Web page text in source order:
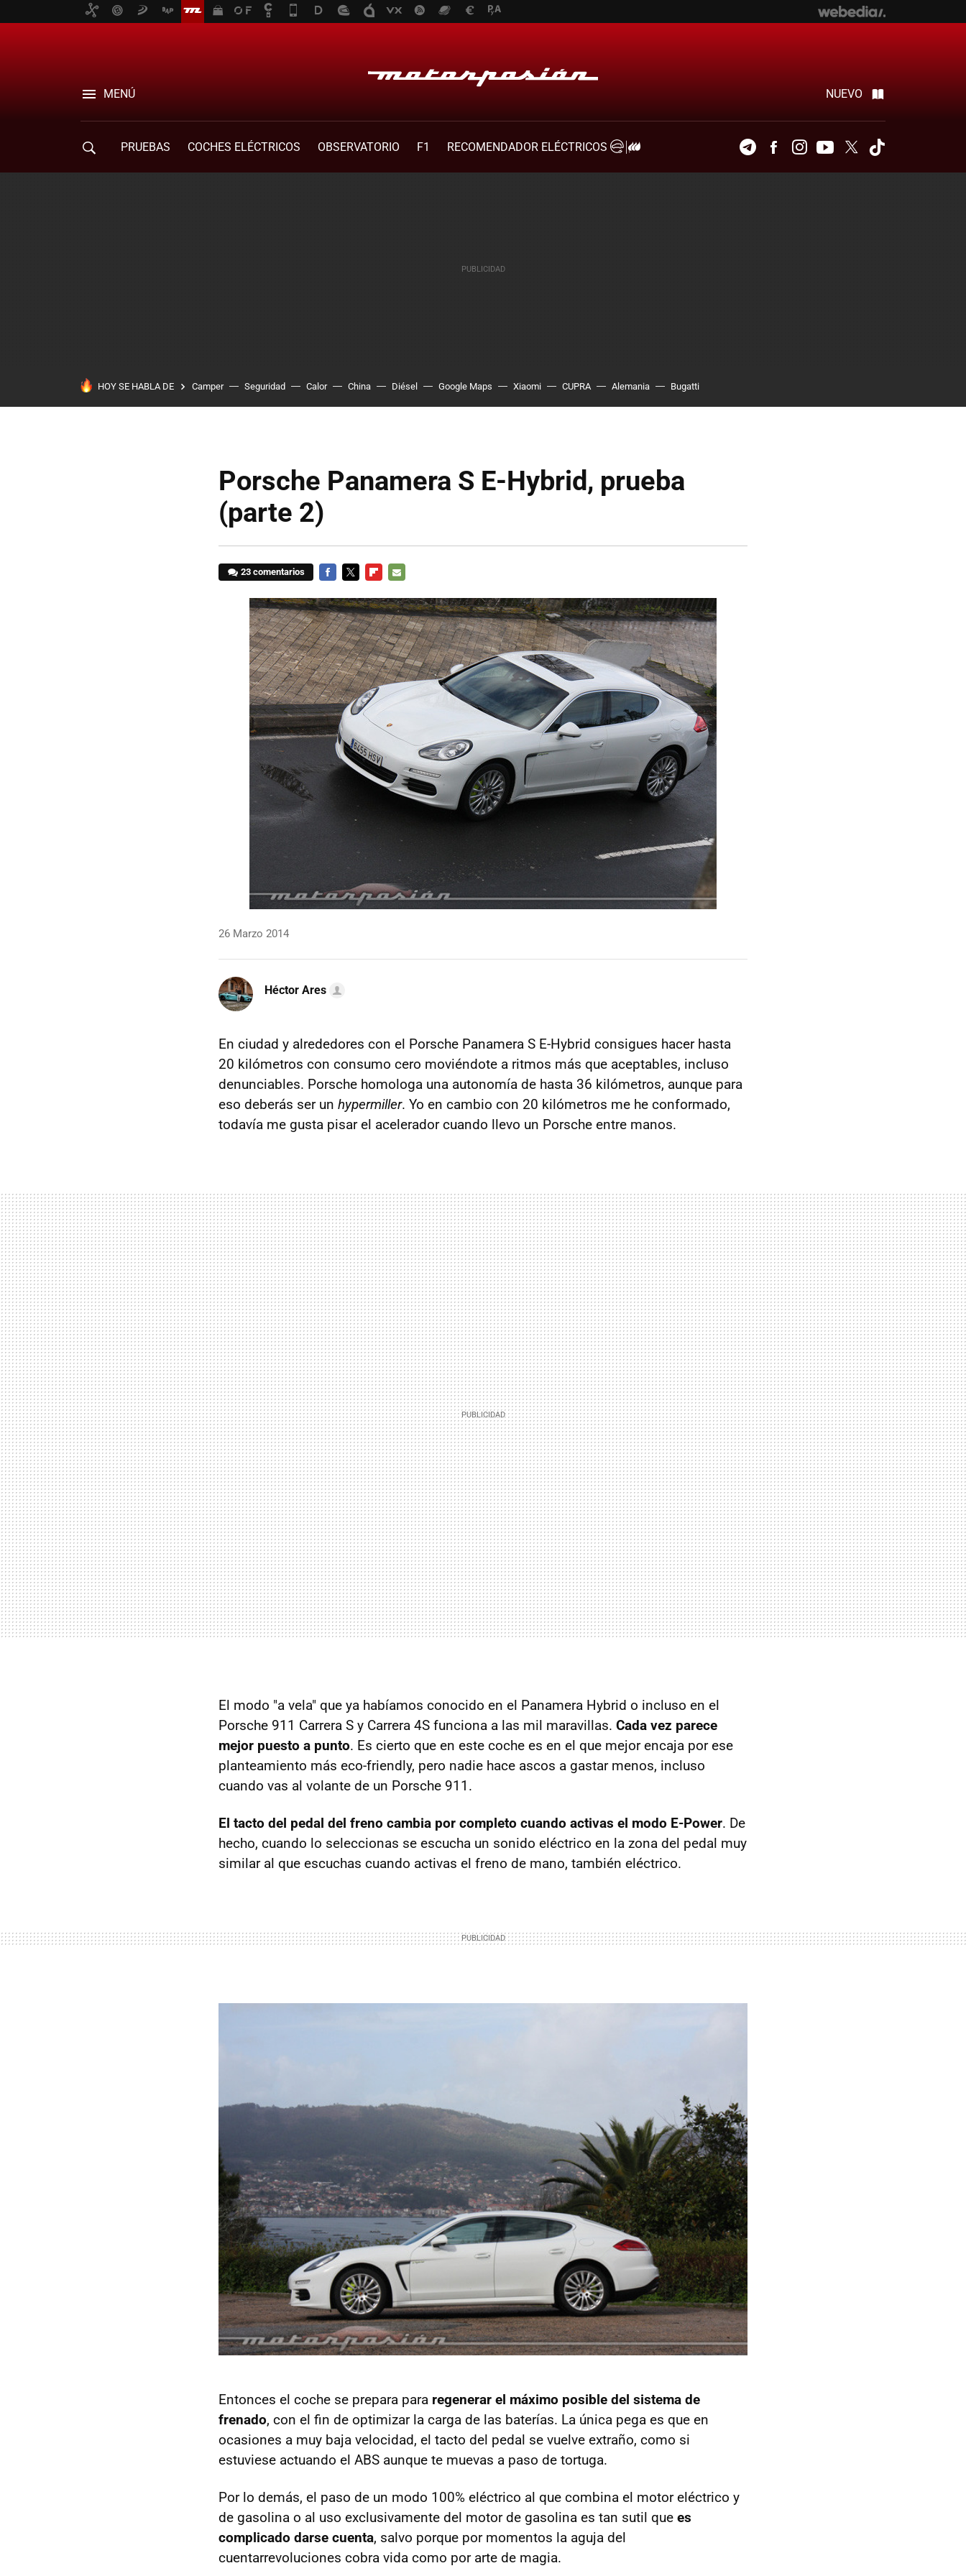
MENÚ NUEVO
PRUEBAS COCHES ELÉCTRICOS OBSERVATORIO F1
RECOMENDADOR ELÉCTRICOS
TelegramFacebookInstagramYoutubeTwitter
HOY SE HABLA DE Camper Seguridad Calor China Diésel Google Maps Xiaomi CUPRA Alemania Bugatti
Porsche Panamera S E-Hybrid, prueba
(parte 2)
23 comentarios
MAIL
26 Marzo 2014
Héctor Ares
En ciudad y alrededores con el Porsche Panamera S E-Hybrid consigues hacer hasta
20 kilómetros con consumo cero moviéndote a ritmos más que aceptables, incluso
denunciables. Porsche homologa una autonomía de hasta 36 kilómetros, aunque para
eso deberás ser un hypermiller. Yo en cambio con 20 kilómetros me he conformado,
todavía me gusta pisar el acelerador cuando llevo un Porsche entre manos.
El modo "a vela" que ya habíamos conocido en el Panamera Hybrid o incluso en el
Porsche 911 Carrera S y Carrera 4S funciona a las mil maravillas. Cada vez parece
mejor puesto a punto. Es cierto que en este coche es en el que mejor encaja por ese
planteamiento más eco-friendly, pero nadie hace ascos a gastar menos, incluso
cuando vas al volante de un Porsche 911.
El tacto del pedal del freno cambia por completo cuando activas el modo E-Power. De
hecho, cuando lo seleccionas se escucha un sonido eléctrico en la zona del pedal muy
similar al que escuchas cuando activas el freno de mano, también eléctrico.
Entonces el coche se prepara para regenerar el máximo posible del sistema de
frenado, con el fin de optimizar la carga de las baterías. La única pega es que en
ocasiones a muy baja velocidad, el tacto del pedal se vuelve extraño, como si
estuviese actuando el ABS aunque te muevas a paso de tortuga.
Por lo demás, el paso de un modo 100% eléctrico al que combina el motor eléctrico y
de gasolina o al uso exclusivamente del motor de gasolina es tan sutil que es
complicado darse cuenta, salvo porque por momentos la aguja del
cuentarrevoluciones cobra vida como por arte de magia.